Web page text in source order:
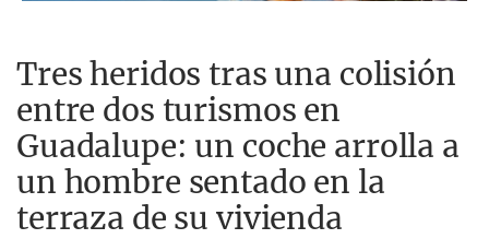
Tres heridos tras una colisión
entre dos turismos en
Guadalupe: un coche arrolla a
un hombre sentado en la
terraza de su vivienda